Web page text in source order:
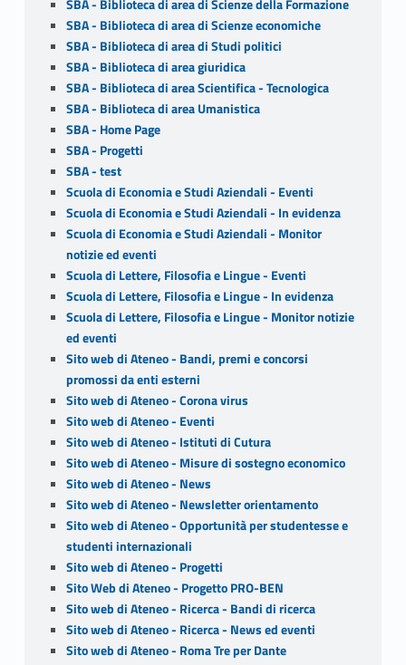
SBA - Biblioteca di area di Scienze della Formazione
SBA - Biblioteca di area di Scienze economiche
SBA - Biblioteca di area di Studi politici
SBA - Biblioteca di area giuridica
SBA - Biblioteca di area Scientifica - Tecnologica
SBA - Biblioteca di area Umanistica
SBA - Home Page
SBA - Progetti
SBA - test
Scuola di Economia e Studi Aziendali - Eventi
Scuola di Economia e Studi Aziendali - In evidenza
Scuola di Economia e Studi Aziendali - Monitor
notizie ed eventi
Scuola di Lettere, Filosofia e Lingue - Eventi
Scuola di Lettere, Filosofia e Lingue - In evidenza
Scuola di Lettere, Filosofia e Lingue - Monitor notizie
ed eventi
Sito web di Ateneo - Bandi, premi e concorsi
promossi da enti esterni
Sito web di Ateneo - Corona virus
Sito web di Ateneo - Eventi
Sito web di Ateneo - Istituti di Cutura
Sito web di Ateneo - Misure di sostegno economico
Sito web di Ateneo - News
Sito web di Ateneo - Newsletter orientamento
Sito web di Ateneo - Opportunità per studentesse e
studenti internazionali
Sito web di Ateneo - Progetti
Sito Web di Ateneo - Progetto PRO-BEN
Sito web di Ateneo - Ricerca - Bandi di ricerca
Sito web di Ateneo - Ricerca - News ed eventi
Sito web di Ateneo - Roma Tre per Dante